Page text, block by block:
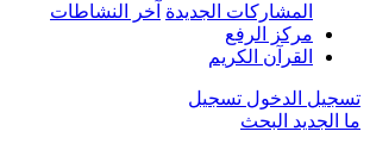
المشاركات الجديدة آخر النشاطات
مركز الرفع
القرآن الكريم
تسجيل الدخول تسجيل
ما الجديد البحث